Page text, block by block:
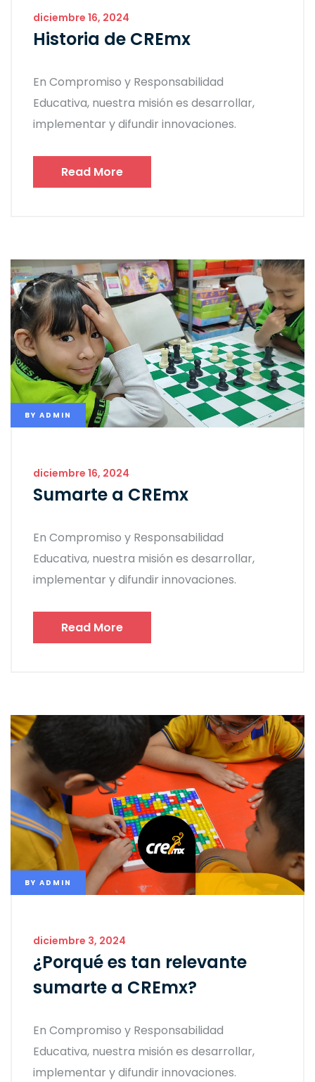
diciembre 16, 2024
Historia de CREmx
En Compromiso y Responsabilidad
Educativa, nuestra misión es desarrollar,
implementar y difundir innovaciones.
Read More
BY ADMIN
diciembre 16, 2024
Sumarte a CREmx
En Compromiso y Responsabilidad
Educativa, nuestra misión es desarrollar,
implementar y difundir innovaciones.
Read More
BY ADMIN
diciembre 3, 2024
¿Porqué es tan relevante
sumarte a CREmx?
En Compromiso y Responsabilidad
Educativa, nuestra misión es desarrollar,
implementar y difundir innovaciones.